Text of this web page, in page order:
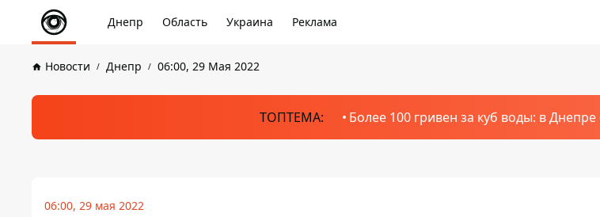
Днепр Область Украина Реклама
Новости Днепр 06:00, 29 Мая 2022
ТОПТЕМА: Более 100 гривен за куб воды: в
06:00, 29 мая 2022